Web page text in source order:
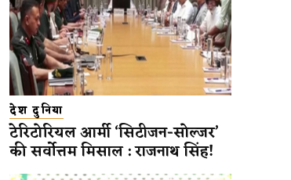
देश दुनिया
टेरिटोरियल आर्मी ‘सिटीजन-सोल्जर’
की सर्वोत्तम मिसाल : राजनाथ सिंह!